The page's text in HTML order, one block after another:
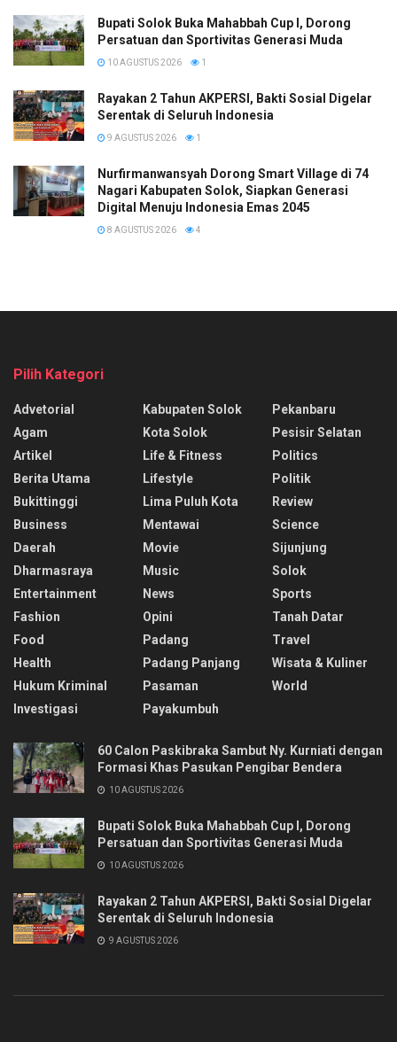
Bupati Solok Buka Mahabbah Cup I, Dorong
Persatuan dan Sportivitas Generasi Muda
10 AGUSTUS 2026 1
Rayakan 2 Tahun AKPERSI, Bakti Sosial Digelar
Serentak di Seluruh Indonesia
9 AGUSTUS 2026 1
Nurfirmanwansyah Dorong Smart Village di 74
Nagari Kabupaten Solok, Siapkan Generasi
Digital Menuju Indonesia Emas 2045
8 AGUSTUS 2026 4
Pilih Kategori
Advetorial
Agam
Artikel
Berita Utama
Bukittinggi
Business
Daerah
Dharmasraya
Entertainment
Fashion
Food
Health
Hukum Kriminal
Investigasi
Kabupaten Solok
Kota Solok
Life & Fitness
Lifestyle
Lima Puluh Kota
Mentawai
Movie
Music
News
Opini
Padang
Padang Panjang
Pasaman
Payakumbuh
Pekanbaru
Pesisir Selatan
Politics
Politik
Review
Science
Sijunjung
Solok
Sports
Tanah Datar
Travel
Wisata & Kuliner
World
60 Calon Paskibraka Sambut Ny. Kurniati dengan
Formasi Khas Pasukan Pengibar Bendera
10 AGUSTUS 2026
Bupati Solok Buka Mahabbah Cup I, Dorong
Persatuan dan Sportivitas Generasi Muda
10 AGUSTUS 2026
Rayakan 2 Tahun AKPERSI, Bakti Sosial Digelar
Serentak di Seluruh Indonesia
9 AGUSTUS 2026